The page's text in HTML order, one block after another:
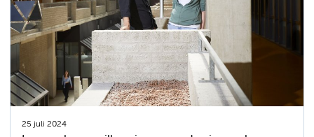
25 juli 2024